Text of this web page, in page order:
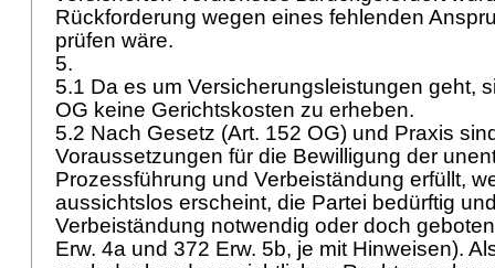
Rückforderung wegen eines fehlenden
prüfen wäre.
5.
5.1 Da es um Versicherungsleistungen geht,
OG keine Gerichtskosten zu erheben.
5.2 Nach Gesetz (Art. 152 OG) und Praxis
Voraussetzungen für die Bewilligung der
Prozessführung und Verbeiständung erfüllt,
aussichtslos erscheint, die Partei bedürftig
Verbeiständung notwendig oder doch
Erw. 4a und 372 Erw. 5b, je mit Hinweisen).